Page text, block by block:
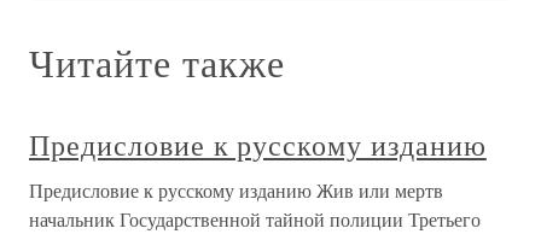
Читайте также
Предисловие к русскому изданию
Предисловие к русскому изданию Жив или мертв
начальник Государственной тайной полиции Третьего